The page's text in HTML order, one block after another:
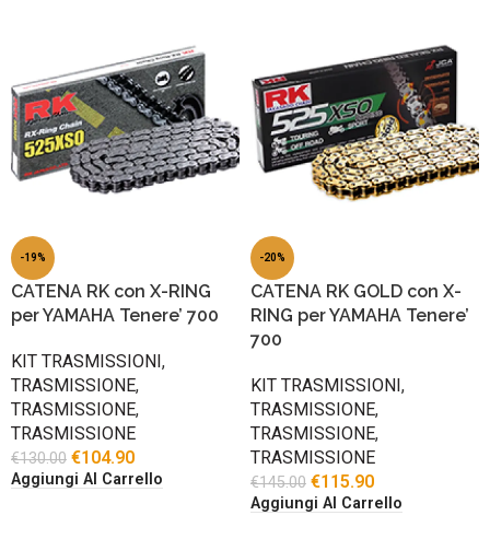
-19%
CATENA RK con X-RING
per YAMAHA Tenere’ 700
KIT TRASMISSIONI,
TRASMISSIONE,
TRASMISSIONE,
TRASMISSIONE
€130.00 €104.90
Aggiungi Al Carrello
-20%
CATENA RK GOLD con X-
RING per YAMAHA Tenere’
700
KIT TRASMISSIONI,
TRASMISSIONE,
TRASMISSIONE,
TRASMISSIONE
€145.00 €115.90
Aggiungi Al Carrello